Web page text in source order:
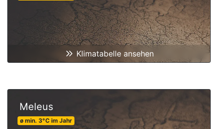
Klimatabelle ansehen
Meleus
ø min. 3°C im Jahr